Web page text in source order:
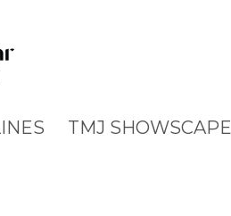
TMJ SHOWSCAPE